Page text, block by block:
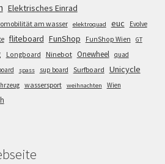
Elektrisches Einrad
am wasser elektroquad euc
Evolve
fliteboard FunShop FunShop Wien GT
Longboard Ninebot Onewheel quad
spass sup board Surfboard Unicycle
wassersport weihnachten
Wien